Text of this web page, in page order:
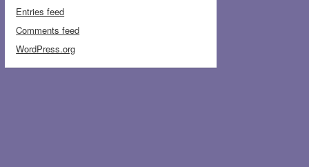
Entries feed
Comments feed
WordPress.org